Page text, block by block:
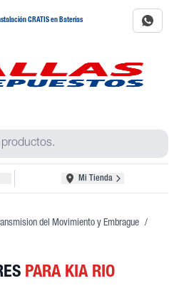
GRATIS en Baterías
Mi Tienda
del Movimiento y Embrague /
PARA KIA RIO